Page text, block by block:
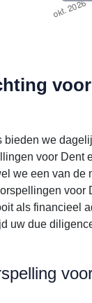
voor
bieden we
voor Dent
we een van de
voor
als financieel
uw due